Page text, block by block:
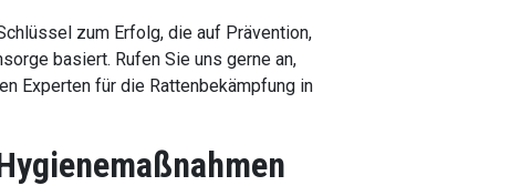
zum Erfolg, die auf Prävention,
basiert. Rufen Sie uns gerne an,
Experten für die Rattenbekämpfung in